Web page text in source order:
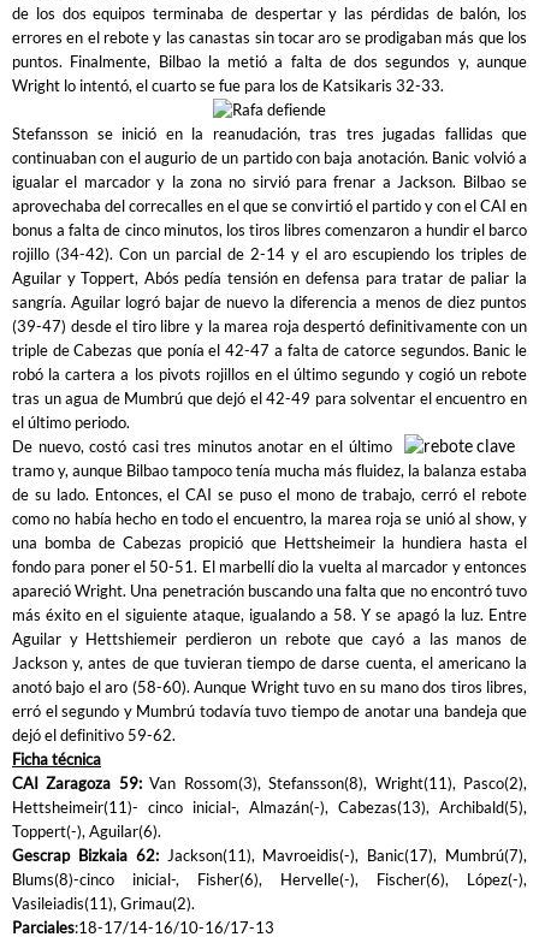
de los dos equipos terminaba de despertar y las pérdidas de balón, los
errores en el rebote y las canastas sin tocar aro se prodigaban más que los
puntos. Finalmente, Bilbao la metió a falta de dos segundos y, aunque
Wright lo intentó, el cuarto se fue para los de Katsikaris 32-33.
Stefansson se inició en la reanudación, tras tres jugadas fallidas que
continuaban con el augurio de un partido con baja anotación. Banic volvió a
igualar el marcador y la zona no sirvió para frenar a Jackson. Bilbao se
aprovechaba del correcalles en el que se convirtió el partido y con el CAI en
bonus a falta de cinco minutos, los tiros libres comenzaron a hundir el barco
rojillo (34-42). Con un parcial de 2-14 y el aro escupiendo los triples de
Aguilar y Toppert, Abós pedía tensión en defensa para tratar de paliar la
sangría. Aguilar logró bajar de nuevo la diferencia a menos de diez puntos
(39-47) desde el tiro libre y la marea roja despertó definitivamente con un
triple de Cabezas que ponía el 42-47 a falta de catorce segundos. Banic le
robó la cartera a los pivots rojillos en el último segundo y cogió un rebote
tras un agua de Mumbrú que dejó el 42-49 para solventar el encuentro en
el último periodo.
De nuevo, costó casi tres minutos anotar en el último
tramo y, aunque Bilbao tampoco tenía mucha más fluidez, la balanza estaba
de su lado. Entonces, el CAI se puso el mono de trabajo, cerró el rebote
como no había hecho en todo el encuentro, la marea roja se unió al show, y
una bomba de Cabezas propició que Hettsheimeir la hundiera hasta el
fondo para poner el 50-51. El marbellí dio la vuelta al marcador y entonces
apareció Wright. Una penetración buscando una falta que no encontró tuvo
más éxito en el siguiente ataque, igualando a 58. Y se apagó la luz. Entre
Aguilar y Hettshiemeir perdieron un rebote que cayó a las manos de
Jackson y, antes de que tuvieran tiempo de darse cuenta, el americano la
anotó bajo el aro (58-60). Aunque Wright tuvo en su mano dos tiros libres,
erró el segundo y Mumbrú todavía tuvo tiempo de anotar una bandeja que
dejó el definitivo 59-62.
Ficha técnica
CAI Zaragoza 59:Van Rossom(3), Stefansson(8), Wright(11), Pasco(2),
Hettsheimeir(11)- cinco inicial-, Almazán(-), Cabezas(13), Archibald(5),
Toppert(-), Aguilar(6).
Gescrap Bizkaia 62:Jackson(11), Mavroeidis(-), Banic(17), Mumbrú(7),
Blums(8)-cinco inicial-, Fisher(6), Hervelle(-), Fischer(6), López(-),
Vasileiadis(11), Grimau(2).
Parciales:18-17/14-16/10-16/17-13